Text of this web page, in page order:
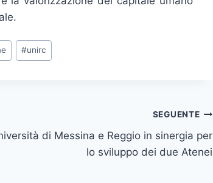
#unirc
SEGUENTE
di Messina e Reggio in sinergia per
lo sviluppo dei due Atenei